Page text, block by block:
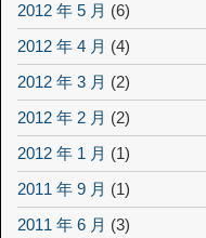
2012 年 5 月 (6)
2012 年 4 月 (4)
2012 年 3 月 (2)
2012 年 2 月 (2)
2012 年 1 月 (1)
2011 年 9 月 (1)
2011 年 6 月 (3)